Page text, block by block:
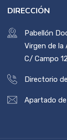
DIRECCIÓN
Pabellón
Virgen de la
C/ Campo
Directorio
Apartado